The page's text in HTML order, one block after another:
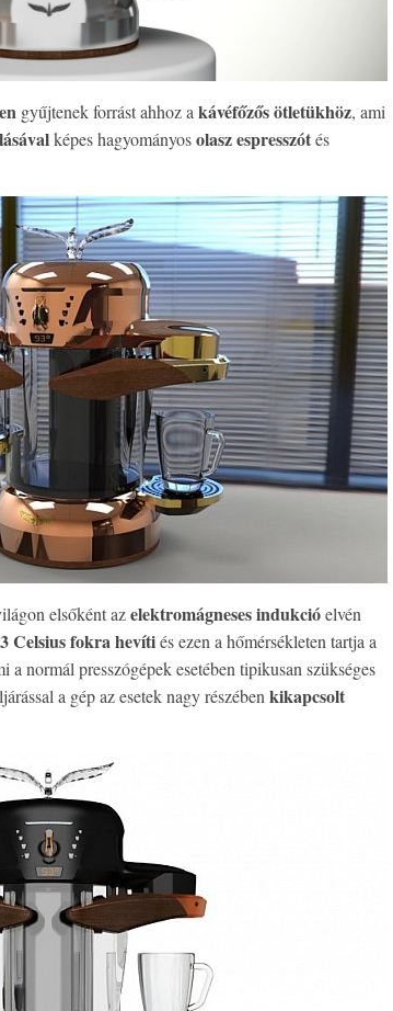
gyűjtenek forrást ahhoz akávéfőzős ötletükhöz, ami
képes hagyományosolasz espresszótés
elsőként azelektromágneses indukcióelvén
Celsius fokra hevítiés ezen a hőmérsékleten tartja a
a normál presszógépek esetében tipikusan szükséges
a gép az esetek nagy részébenkikapcsolt